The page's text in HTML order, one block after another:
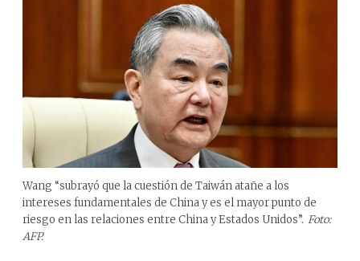
Wang “subrayó que la cuestión de Taiwán atañe a los
intereses fundamentales de China y es el mayor punto de
riesgo en las relaciones entre China y Estados Unidos”. Foto:
AFP.